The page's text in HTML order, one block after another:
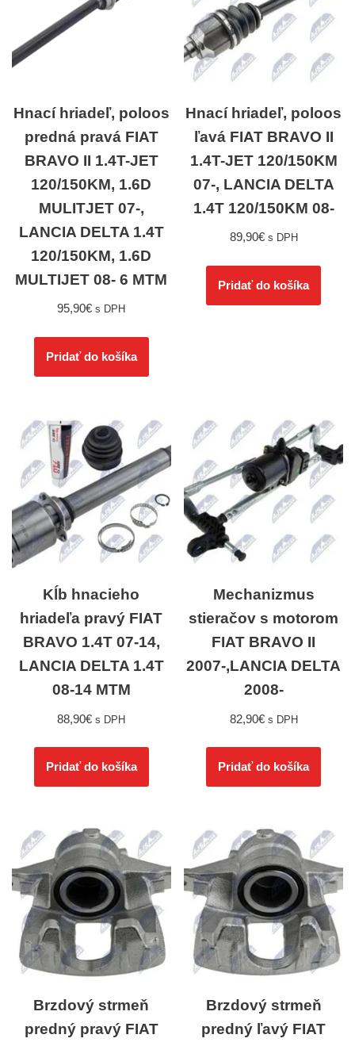
Hnací hriadeľ, poloos
predná pravá FIAT
BRAVO II 1.4T-JET
120/150KM, 1.6D
MULITJET 07-,
LANCIA DELTA 1.4T
120/150KM, 1.6D
MULTIJET 08- 6 MTM
95,90€ s DPH
Pridať do košíka
Hnací hriadeľ, poloos
ľavá FIAT BRAVO II
1.4T-JET 120/150KM
07-, LANCIA DELTA
1.4T 120/150KM 08-
89,90€ s DPH
Pridať do košíka
Kĺb hnacieho
hriadeľa pravý FIAT
BRAVO 1.4T 07-14,
LANCIA DELTA 1.4T
08-14 MTM
88,90€ s DPH
Pridať do košíka
Mechanizmus
stieračov s motorom
FIAT BRAVO II
2007-,LANCIA DELTA
2008-
82,90€ s DPH
Pridať do košíka
Brzdový strmeň
predný pravý FIAT
Brzdový strmeň
predný ľavý FIAT